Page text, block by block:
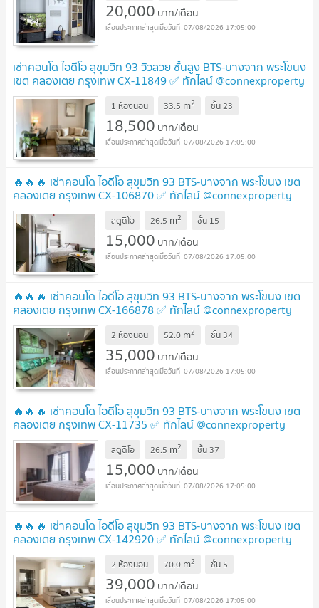
20,000 บาท/เดือน
07/08/2026 17:05:00
เช่าคอนโด ไอดีโอ สุขุมวิท 93 วิวสวย ชั้นสูง BTS-บางจาก พระโขนง
เขต คลองเตย กรุงเทพ CX-11849 ✅ ทักไลน์ @connexproperty
ตอบทันที ทีมงานมืออาชีพ ✅
1 ห้องนอน 33.5 m2 ชั้น23
18,500 บาท/เดือน
07/08/2026 17:05:00
🔥🔥🔥 เช่าคอนโด ไอดีโอ สุขุมวิท 93 BTS-บางจาก พระโขนง เขต
คลองเตย กรุงเทพ CX-106870 ✅ ทักไลน์ @connexproperty
ตอบทันที ทีมงานมืออาชีพ ✅ 🔥🔥🔥
สตูดิโอ 26.5 m2 ชั้น 15
15,000 บาท/เดือน
07/08/2026 17:05:00
🔥🔥🔥 เช่าคอนโด ไอดีโอ สุขุมวิท 93 BTS-บางจาก พระโขนง เขต
คลองเตย กรุงเทพ CX-166878 ✅ ทักไลน์ @connexproperty
ตอบทันที ทีมงานมืออาชีพ ✅ 🔥🔥🔥
2 ห้องนอน 52.0 m2 ชั้น 34
35,000 บาท/เดือน
07/08/2026 17:05:00
🔥🔥🔥 เช่าคอนโด ไอดีโอ สุขุมวิท 93 BTS-บางจาก พระโขนง เขต
คลองเตย กรุงเทพ CX-11735 ✅ ทักไลน์ @connexproperty
ตอบทันที ทีมงานมืออาชีพ ✅ 🔥🔥🔥
สตูดิโอ 26.5 m2 ชั้น 37
15,000 บาท/เดือน
07/08/2026 17:05:00
🔥🔥🔥 เช่าคอนโด ไอดีโอ สุขุมวิท 93 BTS-บางจาก พระโขนง เขต
คลองเตย กรุงเทพ CX-142920 ✅ ทักไลน์ @connexproperty
ตอบทันที ทีมงานมืออาชีพ ✅ 🔥🔥🔥
2 ห้องนอน 70.0 m2 ชั้น 5
39,000 บาท/เดือน
07/08/2026 17:05:00